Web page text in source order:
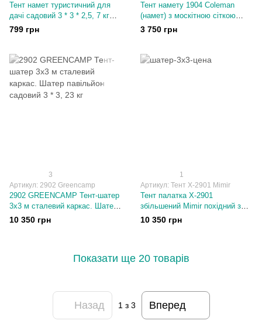
Тент намет туристичний для
дачі садовий 3 * 3 * 2,5, 7 кг
зелений
799 грн
Тент намету 1904 Colеman
(намет) з москітною сіткою
садовий розкладний 3 * 3, 9 кг
3 750 грн
3
Артикул: 2902 Greencamp
2902 GREENCAMP Тент-шатер
3х3 м сталевий каркас. Шатер
павільйон садовий 3 * 3, 23 кг
10 350 грн
1
Артикул: Тент Х-2901 Mimir
Тент палатка Х-2901
збільшений Mimir похідний з
москітною сіткою 3 * 3, 20 кг
10 350 грн
Показати ще 20 товарів
Назад 1 з 3 Вперед